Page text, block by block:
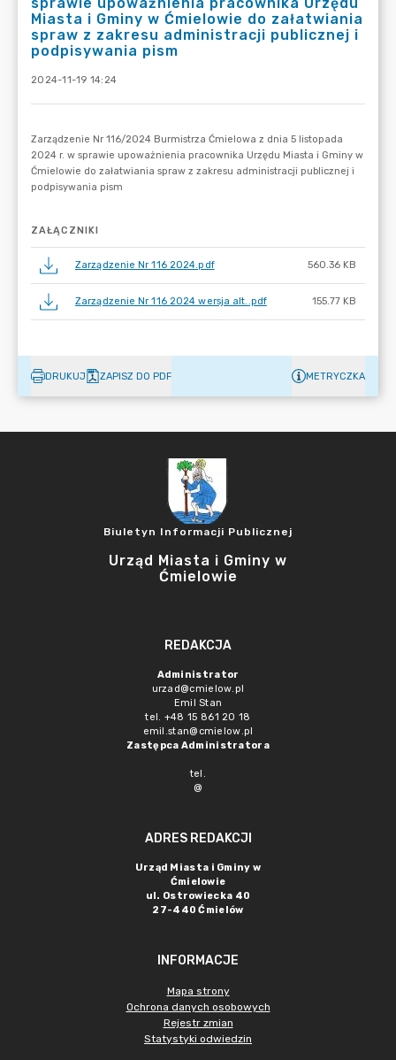
Miasta i Gminy w Ćmielowie do załatwiania
spraw z zakresu administracji publicznej i
podpisywania pism
2024-11-19 14:24
ZAŁĄCZNIKI
Zarządzenie Nr 116 2024.pdf 560.36 KB
Zarządzenie Nr 116 2024 wersja alt..pdf 155.77 KB
DRUKUJ ZAPISZ DO PDF METRYCZKA
Biuletyn Informacji Publicznej
Urząd Miasta i Gminy w
Ćmielowie
REDAKCJA
Administrator
urzad@cmielow.pl
Emil Stan
tel. +48 15 861 20 18
emil.stan@cmielow.pl
Zastępca Administratora
tel.
@
ADRES REDAKCJI
Urząd Miasta i Gminy w
Ćmielowie
ul. Ostrowiecka 40
27-440 Ćmielów
INFORMACJE
Mapa strony
Ochrona danych osobowych
Rejestr zmian
Statystyki odwiedzin